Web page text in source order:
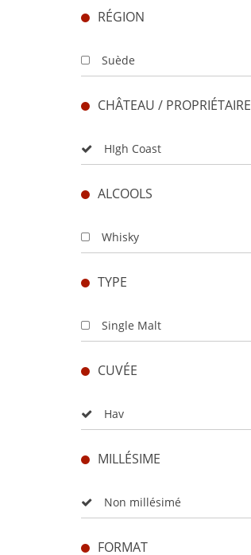
RÉGION
Suède
CHÂTEAU / PROPRIÉTAIRE
HIgh Coast
ALCOOLS
Whisky
TYPE
Single Malt
CUVÉE
Hav
MILLÉSIME
Non millésimé
FORMAT